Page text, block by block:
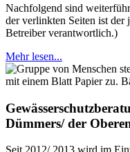
Nachfolgend sind
der verlinkten Seiten ist der
Betreiber verantwortlich.)
Mehr lesen...
Dümmers/ der